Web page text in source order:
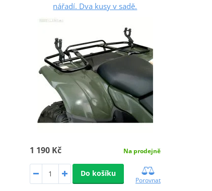
nářadí. Dva kusy v sadě.
1 190 Kč Na prodejně
Do košíku
Porovnat